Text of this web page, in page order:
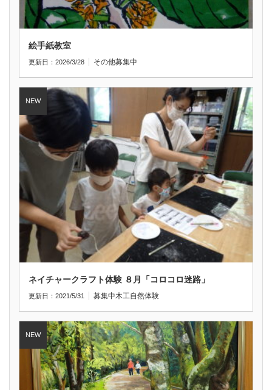
絵手紙教室
更新日：2026/3/28 その他募集中
ネイチャークラフト体験 ８月「コロコロ迷路」
更新日：2021/5/31 募集中木工自然体験